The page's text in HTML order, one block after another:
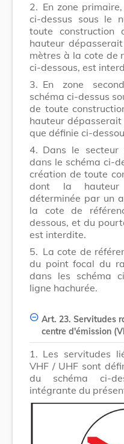
2. En zone
ci-dessus sous le
toute
hauteur
mètres à la cote de
ci-dessous, est
3. En zone
schéma ci-dessus
de toute
hauteur
que définie ci-
4. Dans le secteur
dans le schéma ci-
création de toute
dont la
déterminée par un
la cote de
dessous, et du
est interdite.
5. La cote de
du point focal du
dans les schéma
ligne hachurée.
Art. 23. Servitudes
centre d'émission
1. Les servitudes
VHF / UHF sont
du schéma ci-
intégrante du